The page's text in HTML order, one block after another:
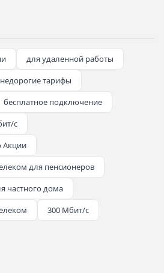
для удаленной работы
недорогие тарифы
бесплатное подключение
с
Акции
для пенсионеров
частного дома
300 Мбит/с